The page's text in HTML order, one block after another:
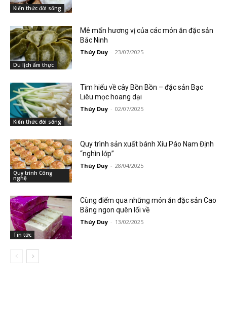
Kiến thức đời sống
Du lịch ẩm thực
Mê mẩn hương vị của các món ăn đặc sản
Bắc Ninh
Thúy Duy - 23/07/2025
Kiến thức đời sống
Tìm hiểu về cây Bồn Bồn – đặc sản Bạc
Liêu mọc hoang dại
Thúy Duy - 02/07/2025
Quy trình Công
nghệ
Quy trình sản xuất bánh Xíu Páo Nam Định
“nghìn lớp”
Thúy Duy - 28/04/2025
Tin tức
Cùng điểm qua những món ăn đặc sản Cao
Bằng ngon quên lối về
Thúy Duy - 13/02/2025